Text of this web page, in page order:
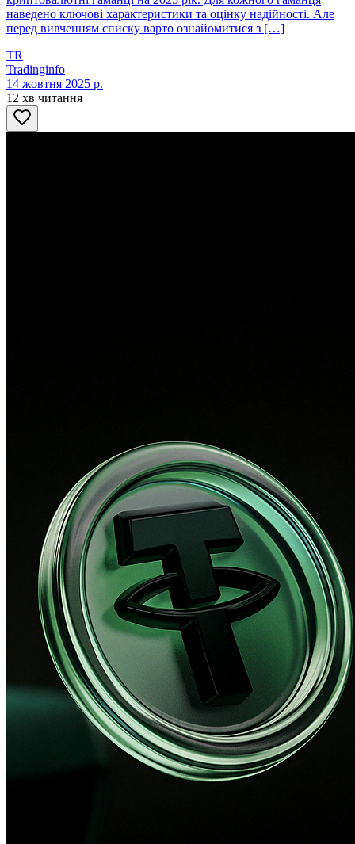
наведено ключові характеристики та оцінку надійності. Але
перед вивченням списку варто ознайомитися з […]
TR
Tradinginfo
14 жовтня 2025 р.
12 хв читання